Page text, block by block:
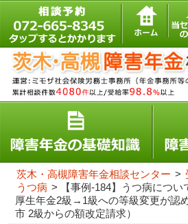
茨木・高槻障害年金相談センター >
うつ病 >
【事例-184】うつ病につ
厚生年金2級→1級への等級変更が認
市 2級からの額改定請求）